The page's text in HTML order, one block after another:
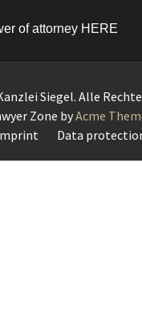
of attorney HERE
Siegel. Alle
Zone byAcme
Data